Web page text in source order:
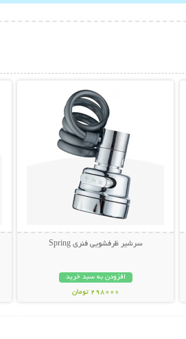
سرشیر ظرفشویی فنری Spring
افزودن به سبد خرید
298000 تومان